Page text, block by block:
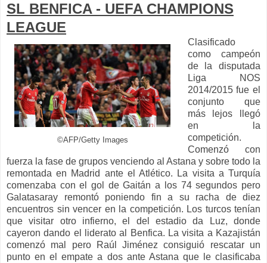
SL BENFICA - UEFA CHAMPIONS
LEAGUE
©AFP/Getty Images
Clasificado
como campeón
de la disputada
Liga NOS
2014/2015 fue el
conjunto que
más lejos llegó
en la
competición.
Comenzó con
fuerza la fase de grupos venciendo al Astana y sobre todo la
remontada en Madrid ante el Atlético. La visita a Turquía
comenzaba con el gol de Gaitán a los 74 segundos pero
Galatasaray remontó poniendo fin a su racha de diez
encuentros sin vencer en la competición. Los turcos tenían
que visitar otro infierno, el del estadio da Luz, donde
cayeron dando el liderato al Benfica. La visita a Kazajistán
comenzó mal pero Raúl Jiménez consiguió rescatar un
punto en el empate a dos ante Astana que le clasificaba